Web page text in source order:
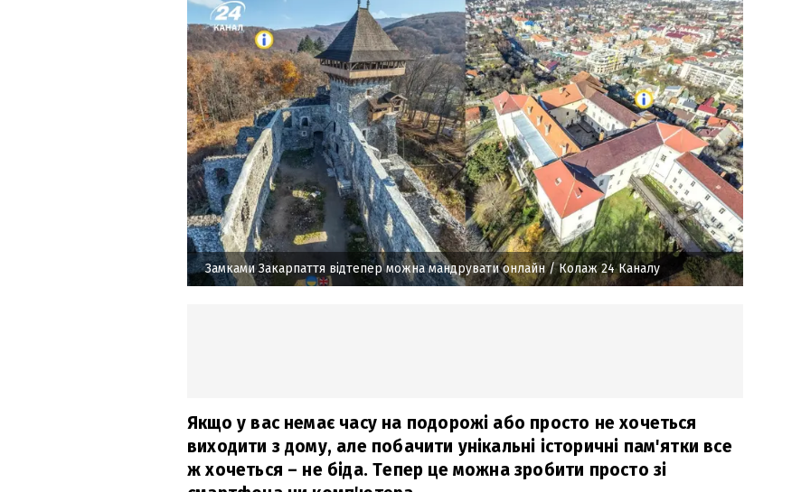
Замками Закарпаття відтепер можна мандрувати онлайн/ Колаж 24 Каналу
Якщо у вас немає часу на подорожі або просто не хочеться
виходити з дому, але побачити унікальні історичні пам'ятки все
ж хочеться – не біда. Тепер це можна зробити просто зі